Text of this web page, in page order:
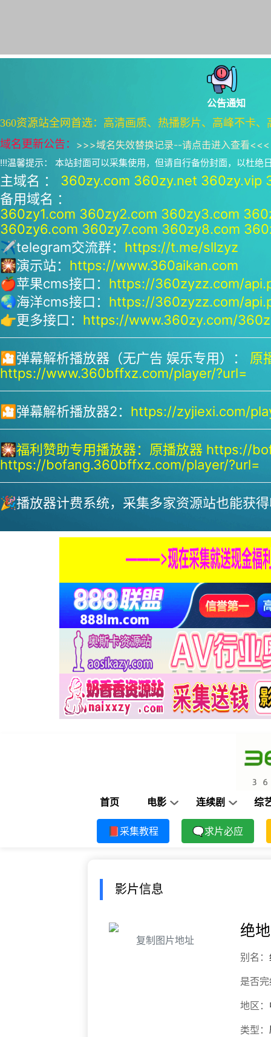
公告通知
360资源站全网首选：高清画质、热播影片、高峰不卡
域名更新公告： >>>域名失效替换记录--请点击进入查看<<<
!!!温馨提示： 本站封面可以采集使用，但请自行备份封面，以杜绝
主域名 ： 360zy.com 360zy.net 360zy.vip
备用域名 ：
360zy1.com 360zy2.com 360zy3.com
360zy6.com 360zy7.com 360zy8.com
✈telegram交流群： https://t.me/sllzyz
🎇演示站： https://www.360aikan.com
🍎苹果cms接口： https://360zyzz.com/
🌏海洋cms接口： https://360zyzz.com/
👉更多接口： https://www.360zy.com/
🎦弹幕解析播放器（无广告 娱乐专用）： 原
https://www.360bffxz.com/player/?url=
🎦弹幕解析播放器2： https://zyjiexi.com/
🎇福利赞助专用播放器： 原播放器 https://
https://bofang.360bffxz.com/player/?url=
🎉播放器计费系统，采集多家资源站也能获
首页 电影 连续剧 综
📕采集教程 🗨求片必应
影片信息
复制图片地址
绝
别名：
是否
地区：
类型：